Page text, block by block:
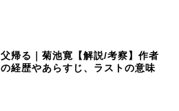
父帰る｜菊池寛【解説/考察】作者
の経歴やあらすじ、ラストの意味